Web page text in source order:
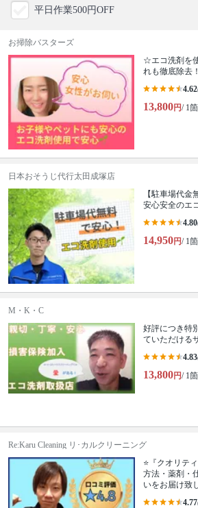
平日作業500円OFF
お掃除バスターズ
☆エコ洗剤を
れも徹底除去！
4.62
13,800円/ 1
日本おそうじ代行太田成塚店
【駐車場代金
安心安全のエ
4.80
14,950円/ 1
M・K・C
好評につき特
ていただける
4.83
13,800円/ 1
Re:Karu Cleaning リ･カルクリーニング
⭐『クオリテ
方法・薬剤・
いをお届け致
4.77